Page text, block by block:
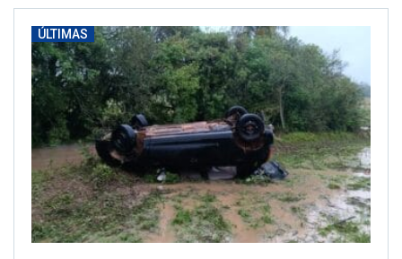
ÚLTIMAS